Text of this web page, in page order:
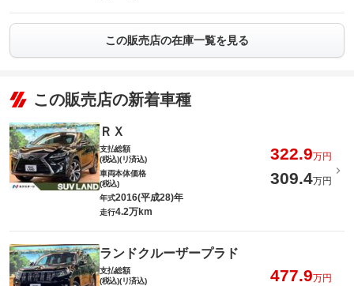
この販売店の在庫一覧を見る
この販売店の新着車種
ＲＸ
支払総額
(税込)(リ済込)
322.9万円
車両本体価格
(税込)
309.4万円
年式2016(平成28)年
走行4.2万km
ランドクルーザープラド
支払総額
(税込)(リ済込)
477.9万円